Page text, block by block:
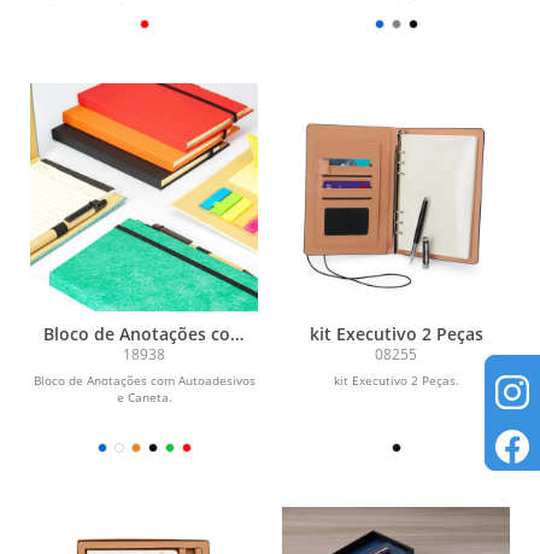
Bloco de Anotações com
Autoadesivos e Caneta
18938
Bloco de Anotações com Autoadesivos
e Caneta.
kit Executivo 2 Peças
08255
kit Executivo 2 Peças.